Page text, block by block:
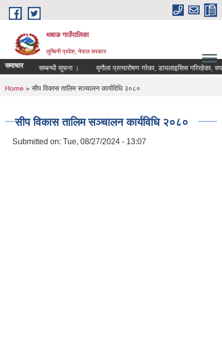
Skip to main content
थबाङ गाउँपालिका
लुम्बिनी प्रदेश, नेपाल सरकार
समाचारगरिएको सम्बन्धी सूचना । मृगौला प्रत्यारोषण गरेका, डायलाइसिस गरिरहेका,
You are here
Home » सीप विकास तालिम सञ्चालन कार्यविधि २०८०
सीप विकास तालिम सञ्चालन कार्यविधि २०८०
Submitted on: Tue, 08/27/2024 - 13:07